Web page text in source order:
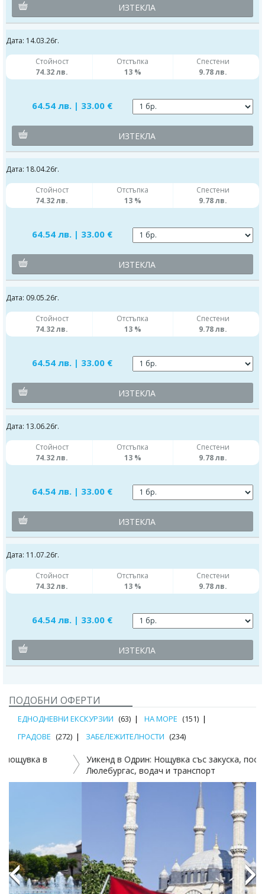
ИЗТЕКЛА
Дата: 14.03.26г.
Стойност
74.32 лв.
Отстъпка
13 %
Спестени
9.78 лв.
64.54 лв. | 33.00 €
ИЗТЕКЛА
Дата: 18.04.26г.
Стойност
74.32 лв.
Отстъпка
13 %
Спестени
9.78 лв.
64.54 лв. | 33.00 €
ИЗТЕКЛА
Дата: 09.05.26г.
Стойност
74.32 лв.
Отстъпка
13 %
Спестени
9.78 лв.
64.54 лв. | 33.00 €
ИЗТЕКЛА
Дата: 13.06.26г.
Стойност
74.32 лв.
Отстъпка
13 %
Спестени
9.78 лв.
64.54 лв. | 33.00 €
ИЗТЕКЛА
Дата: 11.07.26г.
Стойност
74.32 лв.
Отстъпка
13 %
Спестени
9.78 лв.
64.54 лв. | 33.00 €
ИЗТЕКЛА
ПОДОБНИ ОФЕРТИ
ЕДНОДНЕВНИ ЕКСКУРЗИИ (63) НА МОРЕ (151)
ГРАДОВЕ (272) ЗАБЕЛЕЖИТЕЛНОСТИ (234)
Уикенд в Одрин: Нощувка със закуска, посещение на
Люлебургас, водач и транспорт